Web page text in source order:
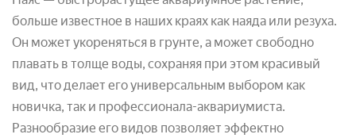
больше известное в наших краях как наяда или резуха.
Он может укореняться в грунте, а может свободно
плавать в толще воды, сохраняя при этом красивый
вид, что делает его универсальным выбором как
новичка, так и профессионала-аквариумиста.
Разнообразие его видов позволяет эффектно